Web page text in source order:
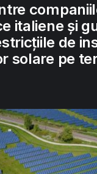
italiene și
de
solare pe